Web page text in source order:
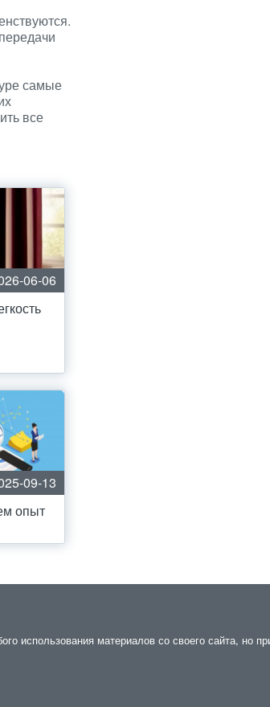
самые
все
06-06
09-13
опыт
использования материалов со своего сайта, но